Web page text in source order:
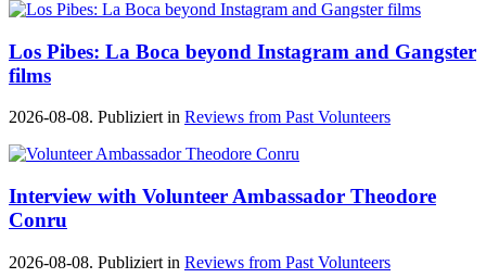
Los Pibes: La Boca beyond Instagram and Gangster
films
2026-08-08. Publiziert in Reviews from Past Volunteers
Interview with Volunteer Ambassador Theodore
Conru
2026-08-08. Publiziert in Reviews from Past Volunteers